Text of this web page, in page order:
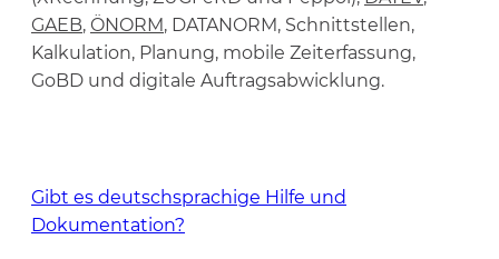
GAEB, ÖNORM, DATANORM, Schnittstellen,
Kalkulation, Planung, mobile Zeiterfassung,
GoBD und digitale Auftragsabwicklung.
Gibt es deutschsprachige Hilfe und
Dokumentation?